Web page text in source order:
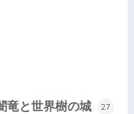
竜と世界樹の城 27